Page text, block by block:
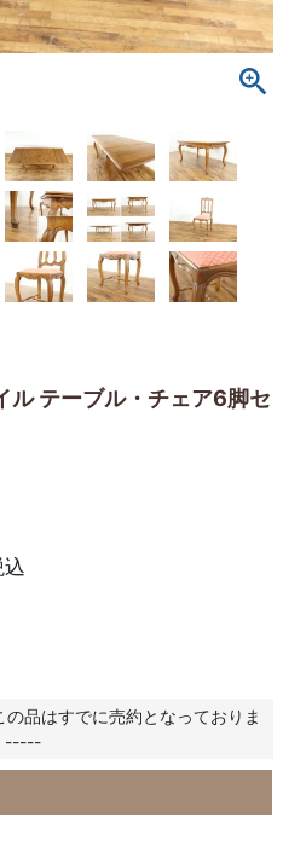
ル テーブル・チェア6脚セ
込
品はすでに売約となっておりま
-----